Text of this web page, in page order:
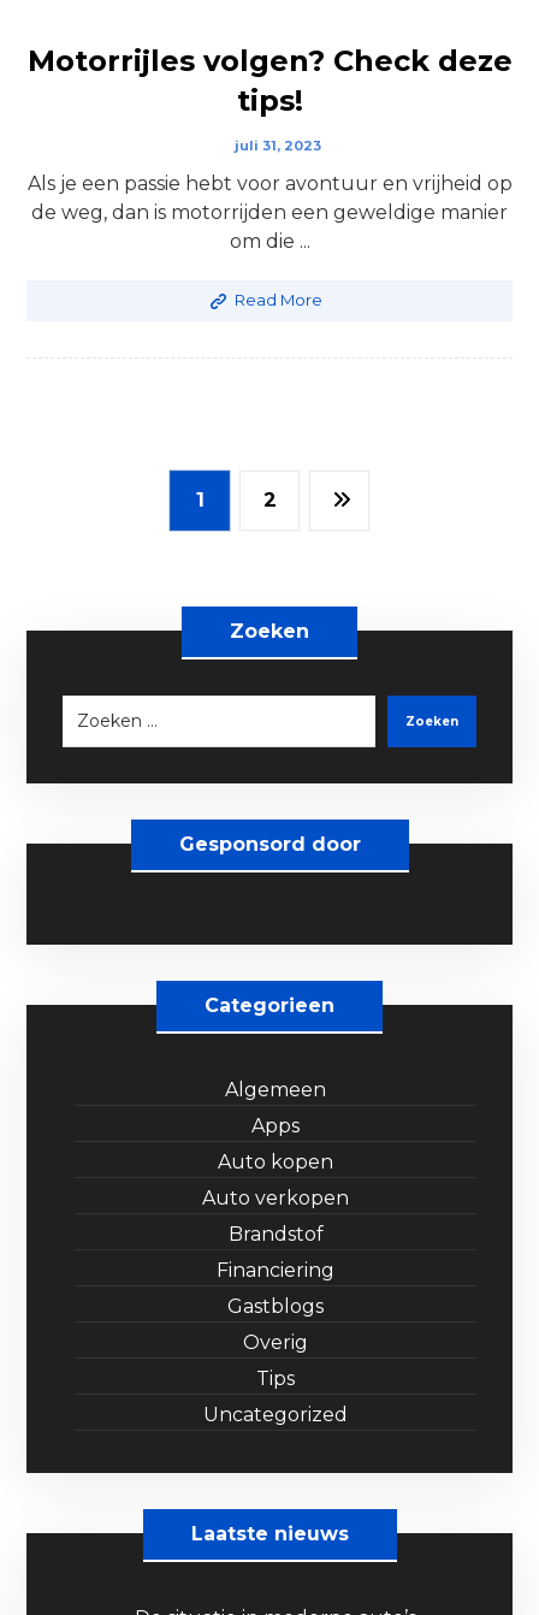
Motorrijles volgen? Check deze
tips!
juli 31, 2023
Als je een passie hebt voor avontuur en vrijheid op
de weg, dan is motorrijden een geweldige manier
om die ...
Read More
1 2
Zoeken
Zoeken
Gesponsord door
Categorieen
Algemeen
Apps
Auto kopen
Auto verkopen
Brandstof
Financiering
Gastblogs
Overig
Tips
Uncategorized
Laatste nieuws